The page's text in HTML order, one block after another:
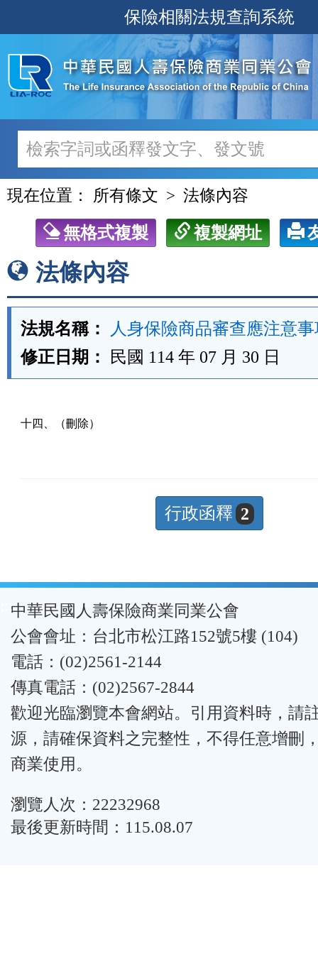
至
主
內
容
保險相關法規查詢系統
現在位置： 所有條文 法條內容
無格式複製 複製網址
法條內容
法規名稱：
人身保險商品審查應注意
修正日期：
民國 114 年 07 月 30 日
十四、（刪除）
行政函釋 2
:::中華民國人壽保險商業同業公會
公會會址：台北市松江路152號5樓 (104)
電話：(02)2561-2144
傳真電話：(02)2567-2844
歡迎光臨瀏覽本會網站。引用資料時，請
源，請確保資料之完整性，不得任意增刪
商業使用。
瀏覽人次：22232968
最後更新時間：115.08.07